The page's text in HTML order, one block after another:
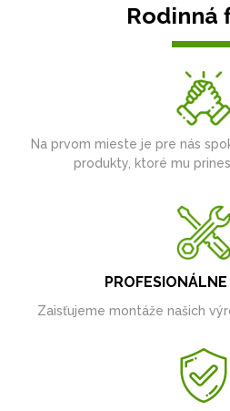
Rodinná
Na prvom mieste je pre nás
produkty, ktoré mu
Zaisťujeme montáže našich